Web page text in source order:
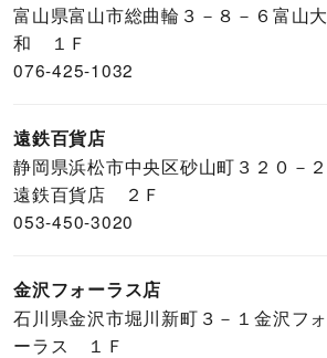
富山県富山市総曲輪３－８－６富山大
和 １Ｆ
076-425-1032
遠鉄百貨店
静岡県浜松市中央区砂山町３２０－２
遠鉄百貨店 ２Ｆ
053-450-3020
金沢フォーラス店
石川県金沢市堀川新町３－１金沢フォ
ーラス １Ｆ